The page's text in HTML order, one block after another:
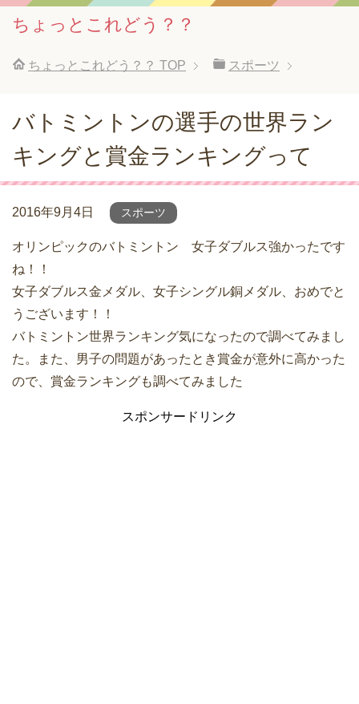
ちょっとこれどう？？
ちょっとこれどう？？ TOP スポーツ
バトミントンの選手の世界ラン
キングと賞金ランキングって
2016年9月4日 スポーツ
オリンピックのバトミントン 女子ダブルス強かったです
ね！！
女子ダブルス金メダル、女子シングル銅メダル、おめでと
うございます！！
バトミントン世界ランキング気になったので調べてみまし
た。また、男子の問題があったとき賞金が意外に高かった
ので、賞金ランキングも調べてみました
スポンサードリンク